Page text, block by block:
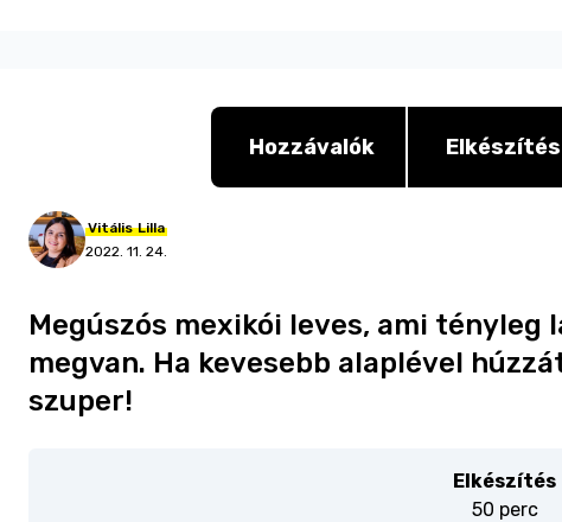
Hozzávalók Elkészítés
Vitális Lilla
2022. 11. 24.
Megúszós mexikói leves, ami tényleg
megvan. Ha kevesebb alaplével
szuper!
Elkészítés
50 perc